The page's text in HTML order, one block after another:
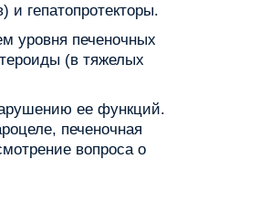
и гепатопротекторы.
уровня печеночных
(в тяжелых
ее функций.
печеночная
вопроса о